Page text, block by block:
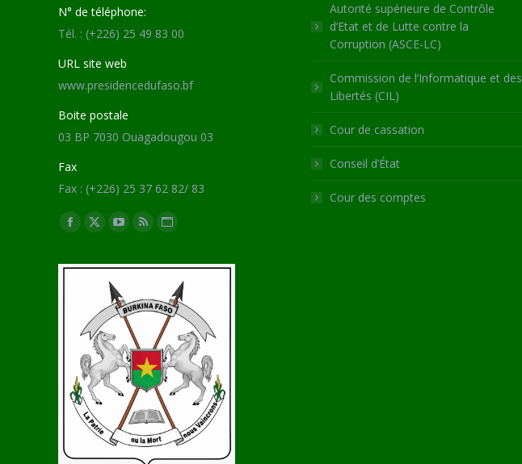
N° de téléphone:
Tél. : (+226) 25 49 83 00
URL site web
www.presidencedufaso.bf
Boite postale
03 BP 7030 Ouagadougou 03
Fax
Fax : (+226) 25 37 62 82/ 83
Trouvez nous sur :
Facebook
opens
window
X
opens
new
window
YouTube
opens
in
new
window
RSS
opens
new
window
Site
page
opens
in
new
window
Autorité supérieure de Contrôle
d’Etat et de Lutte contre la
Corruption (ASCE-LC)
Commission de l’Informatique et des
Libertés (CIL)
Cour de cassation
Conseil d’État
Cour des comptes